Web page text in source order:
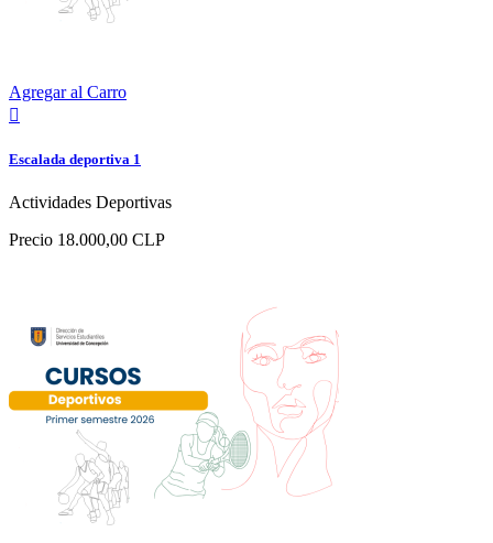
Agregar al Carro

Escalada deportiva 1
Actividades Deportivas
Precio 18.000,00 CLP